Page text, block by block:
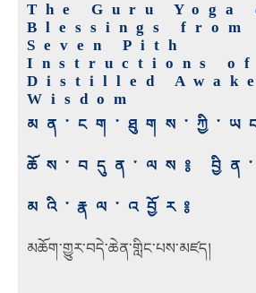
The Guru Yoga
Blessings from
Seven Pith
Instructions of
Distilled
Wisdom
ཆོས་བདུན་ལས༔
མའི་རྣལ་འབྱོར༔
མཆོག་གྱུར་བདེ་ཆེན་གླིང་པས་མཛད།